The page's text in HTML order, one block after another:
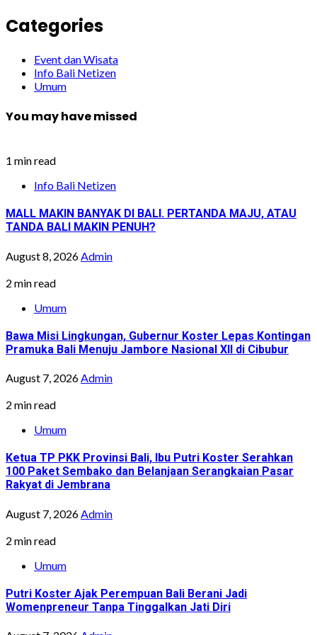
Categories
Event dan Wisata
Info Bali Netizen
Umum
You may have missed
1 min read
Info Bali Netizen
MALL MAKIN BANYAK DI BALI. PERTANDA MAJU, ATAU
TANDA BALI MAKIN PENUH?
August 8, 2026 Admin
2 min read
Umum
Bawa Misi Lingkungan, Gubernur Koster Lepas Kontingan
Pramuka Bali Menuju Jambore Nasional XII di Cibubur
August 7, 2026Admin
2 min read
Umum
Ketua TP PKK Provinsi Bali, Ibu Putri Koster Serahkan
100 Paket Sembako dan Belanjaan Serangkaian Pasar
Rakyat di Jembrana
August 7, 2026 Admin
2 min read
Umum
Putri Koster Ajak Perempuan Bali Berani Jadi
Womenpreneur Tanpa Tinggalkan Jati Diri